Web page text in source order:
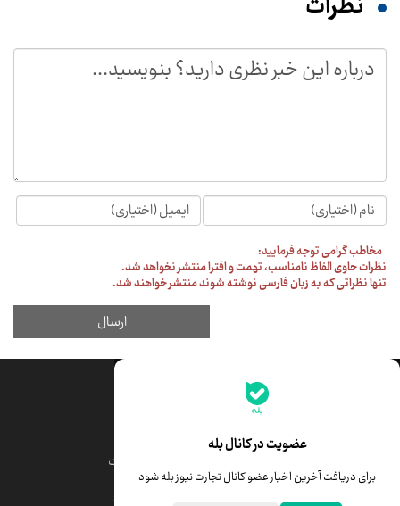
عضویت در کانال بله
برای دریافت آخرین اخبار عضو کانال تجارت نیوز بله شود
جدیدترین قیمت‌ها
قیمت درهم امارات